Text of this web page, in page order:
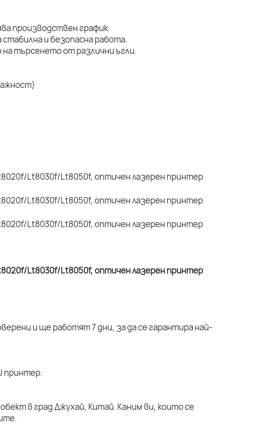
производствен график.
и безопасна работа.
търсенето от различни ъгли.
и ще работят 7 дни, за да се гарантира най-
принтер.
в град Джухай, Китай. Каним ви, които се